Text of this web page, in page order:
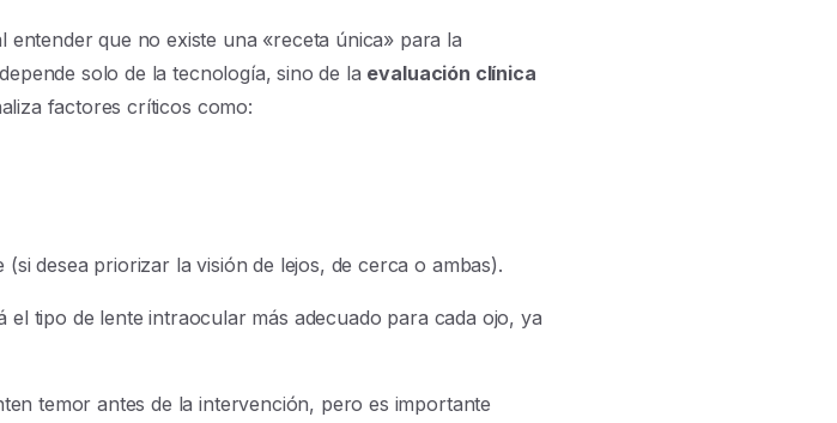
entender que no existe una «receta única» para la
solo de la tecnología, sino de la evaluación clínica
factores críticos como:
desea priorizar la visión de lejos, de cerca o ambas).
el tipo de lente intraocular más adecuado para cada ojo, ya
temor antes de la intervención, pero es importante